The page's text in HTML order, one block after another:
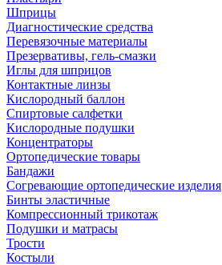
Шприцы
Диагностические средства
Перевязочные материалы
Презервативы, гель-смазки
Иглы для шприцов
Контактные линзы
Кислородный баллон
Спиртовые салфетки
Кислородные подушки
Концентраторы
Ортопедические товары
Бандажи
Согревающие ортопедические изделия
Бинты эластичные
Компрессионный трикотаж
Подушки и матрасы
Трости
Костыли